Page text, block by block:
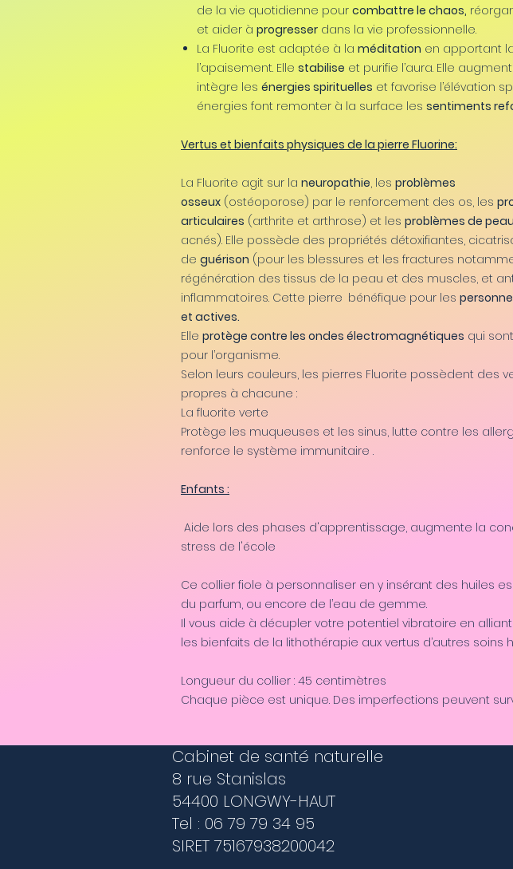
de la vie quotidienne pour combattre le chaos,
et aider à progresser dans la vie professionnelle.
La Fluorite est adaptée à la méditation en apportant
l’apaisement. Elle stabilise et purifie l’aura. Elle
intègre les énergies spirituelles et favorise l’élévation
énergies font remonter à la surface les sentiments
Vertus et bienfaits physiques de la pierre Fluorine:
La Fluorite agit sur la neuropathie, les problèmes
osseux (ostéoporose) par le renforcement des os, les
articulaires (arthrite et arthrose) et les problèmes de peau
acnés). Elle possède des propriétés détoxifiantes,
de guérison (pour les blessures et les fractures
régénération des tissus de la peau et des muscles, et
inflammatoires. Cette pierre bénéfique pour les
et actives.
Elle protège contre les ondes électromagnétiques qui
pour l’organisme.
Selon leurs couleurs, les pierres Fluorite possèdent des
propres à chacune :
La fluorite verte
Protège les muqueuses et les sinus, lutte contre les
renforce le système immunitaire .
Enfants :
Aide lors des phases d'apprentissage, augmente la
stress de l'école
Ce collier fiole à personnaliser en y insérant des huiles
du parfum, ou encore de l’eau de gemme.
Il vous aide à décupler votre potentiel vibratoire en alliant
les bienfaits de la lithothérapie aux vertus d’autres soins
Longueur du collier : 45 centimètres
Chaque pièce est unique. Des imperfections peuvent
Cabinet de santé naturelle
8 rue Stanislas
54400 LONGWY-HAUT
Tel : 06 79 79 34 95
SIRET 75167938200042